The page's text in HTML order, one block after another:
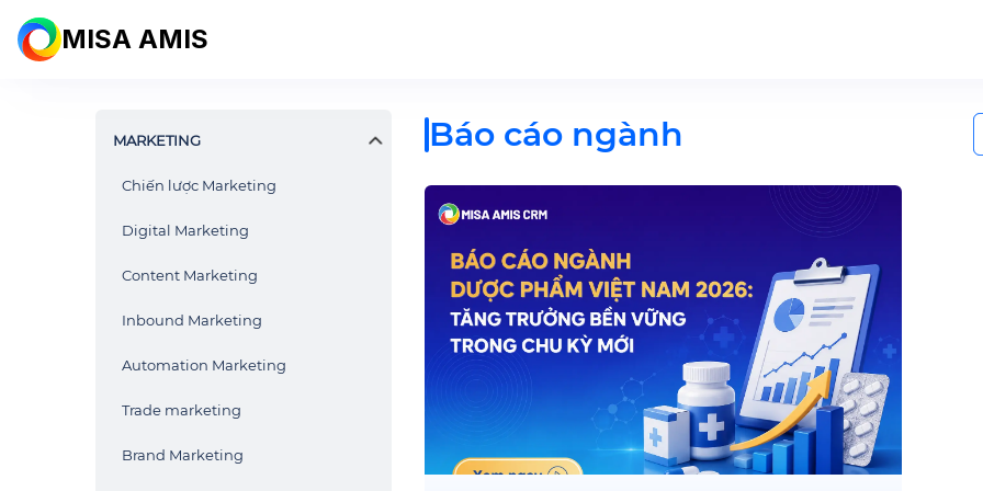
MISA AMIS
MARKETING
Chiến lược Marketing
Digital Marketing
Content Marketing
Inbound Marketing
Automation Marketing
Trade marketing
Brand Marketing
Báo cáo ngành